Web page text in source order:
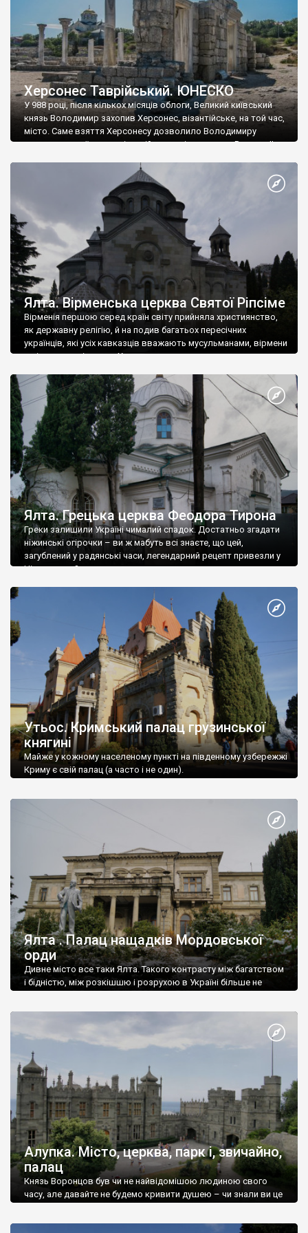
Херсонес Таврійський. ЮНЕСКО
У 988 році, після кількох місяців облоги, Великий київський
князь Володимир захопив Херсонес, візантійське, на той час,
місто. Саме взяття Херсонесу дозволило Володимиру
диктувати свої умови візантійському імператору Василю ІІ, та
Херсонесі Володимир-язичник, став Василем-християнином.
А потім було Хрещення Русі. На честь Херсонесу Таврійського
Ялта. Вірменська церква Святої Ріпсіме
Вірменія першою серед країн світу прийняла християнство,
як державну релігію, й на подив багатьох пересічних
українців, які усіх кавказців вважають мусульманами, вірмени
є відданими вірянами Христа
Ялта. Грецька церква Феодора Тирона
Греки залишили Україні чималий спадок. Достатньо згадати
ніжинські огірочки – ви ж мабуть всі знаєте, що цей,
загублений у радянські часи, легендарний рецепт привезли у
Ніжин греки?
Утьос. Кримський палац грузинської
княгині
Майже у кожному населеному пункті на південному узбережжі
Криму є свій палац (а часто і не один).
Ялта . Палац нащадків Мордовської
орди
Дивне місто все таки Ялта. Такого контрасту між багатством
і бідністю, між розкішшю і розрухою в Україні більше не
Алупка. Місто, церква, парк і, звичайно,
палац
Князь Воронцов був чи не найвідомішою людиною свого
часу, але давайте не будемо кривити душею – чи знали ви це